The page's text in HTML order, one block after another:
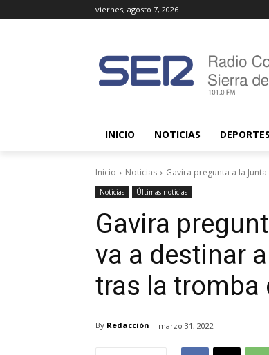
viernes, agosto 7, 2026
INICIO NOTICIAS DEPORTES
Inicio Noticias Gavira pregunta a la
Noticias Últimas noticias
Gavira
va a destinar
tras la tromba
By Redacción marzo 31, 2022